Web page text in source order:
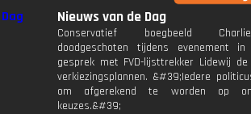
Nieuws van de Dag
Conservatief boegbeeld
doodgeschoten tijdens evenement
gesprek met FVD-lijsttrekker Lidewij
verkiezingsplannen. &#39;Iedere
om afgerekend te worden op
keuzes.&#39;